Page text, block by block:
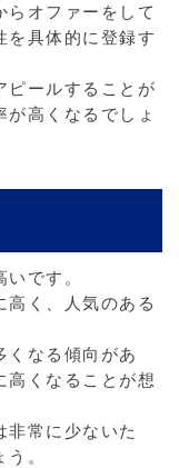
らオファーをして
を具体的に登録す
ピールすることが
高くなるでしょ
です。
高く、人気のある
くなる傾向があ
高くなることが想
非常に少ないた
。